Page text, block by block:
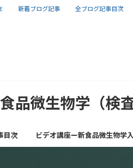
新着ブログ記事 全ブログ記事目次
食品微生物学（検
目次 ビデオ講座ー新食品微生物学